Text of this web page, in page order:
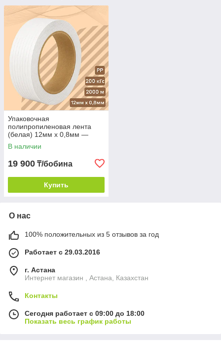
Упаковочная
полипропиленовая лента
(белая) 12мм х 0,8мм —
2000м
В наличии
19 900 ₸/бобина
Купить
О нас
100% положительных из 5 отзывов за год
Работает с 29.03.2016
г. Астана
Интернет магазин , Астана, Казахстан
Контакты
Сегодня работает с 09:00 до 18:00
Показать весь график работы